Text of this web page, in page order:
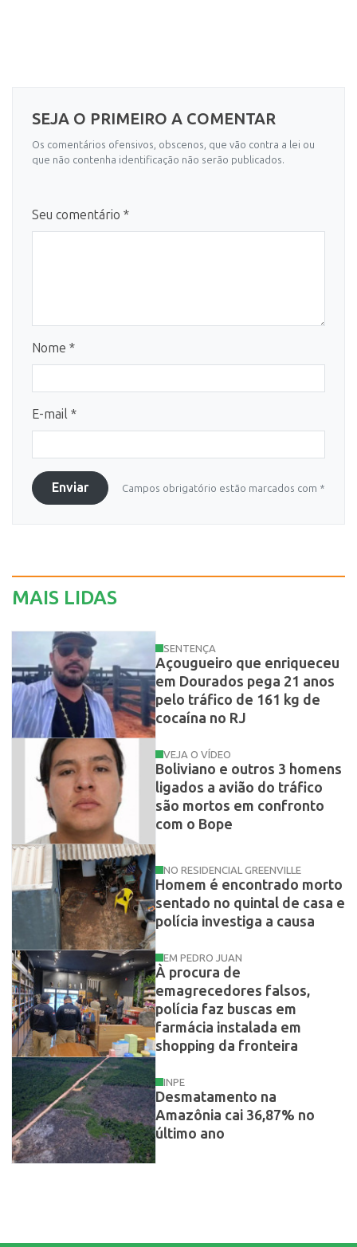
SEJA O PRIMEIRO A COMENTAR
Os comentários ofensivos, obscenos, que vão contra a lei ou
que não contenha identificação não serão publicados.
Seu comentário *
Nome *
E-mail *
Enviar Campos obrigatório estão marcados com *
MAIS LIDAS
SENTENÇA
Açougueiro que enriqueceu
em Dourados pega 21 anos
pelo tráfico de 161 kg de
cocaína no RJ
VEJA O VÍDEO
Boliviano e outros 3 homens
ligados a avião do tráfico
são mortos em confronto
com o Bope
NO RESIDENCIAL GREENVILLE
Homem é encontrado morto
sentado no quintal de casa e
polícia investiga a causa
EM PEDRO JUAN
À procura de
emagrecedores falsos,
polícia faz buscas em
farmácia instalada em
shopping da fronteira
INPE
Desmatamento na
Amazônia cai 36,87% no
último ano